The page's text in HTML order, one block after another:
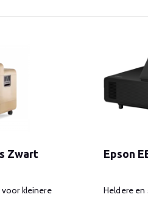
Zwart
kleinere
Epson
Heldere en